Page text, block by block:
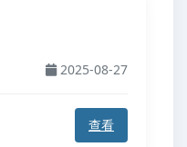
2025-08-27
查看